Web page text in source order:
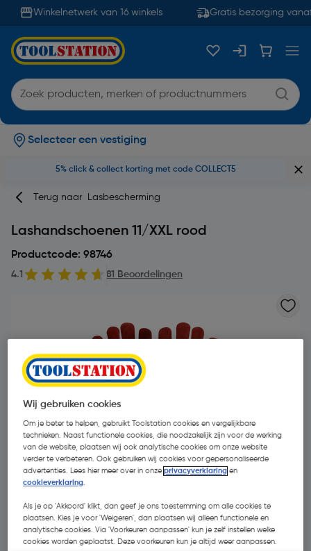
Winkelnetwerk van 16 winkels Gratis bezorging vanaf
Selecteer een vestiging
5% click & collect korting met code COLLECT5
Terug naar Lasbescherming
Lashandschoenen 11/XXL rood
Productcode: 98746
4.1 81 Beoordelingen
€ 8,95 | Excl. btw € 7,40
Wij gebruiken cookies
Om je beter te helpen, gebruikt Toolstation cookies en vergelijkbare
technieken. Naast functionele cookies, die noodzakelijk zijn voor de werking
van de website, plaatsen wij ook analytische cookies om onze website
verder te verbeteren. Ook gebruiken wij cookies voor gepersonaliseerde
advertenties. Lees hier meer over in onzeprivacyverklaring en
cookieverklaring.
Als je op 'Akkoord' klikt, dan geef je ons toestemming om alle cookies te
plaatsen. Kies je voor 'Weigeren', dan plaatsen wij alleen functionele en
analytische cookies. Via 'Voorkeuren aanpassen' kun je zelf instellen welke
cookies worden geplaatst. Deze voorkeuren kun je altijd weer aanpassen.